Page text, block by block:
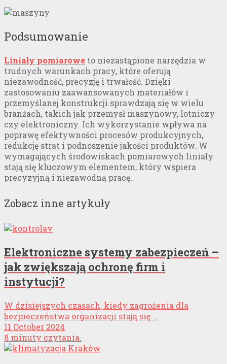
Podsumowanie
Liniały pomiarowe to niezastąpione narzędzia w
trudnych warunkach pracy, które oferują
niezawodność, precyzję i trwałość. Dzięki
zastosowaniu zaawansowanych materiałów i
przemyślanej konstrukcji sprawdzają się w wielu
branżach, takich jak przemysł maszynowy, lotniczy
czy elektroniczny. Ich wykorzystanie wpływa na
poprawę efektywności procesów produkcyjnych,
redukcję strat i podnoszenie jakości produktów. W
wymagających środowiskach pomiarowych liniały
stają się kluczowym elementem, który wspiera
precyzyjną i niezawodną pracę.
Zobacz inne artykuły
Elektroniczne systemy zabezpieczeń –
jak zwiększają ochronę firm i
instytucji?
W dzisiejszych czasach, kiedy zagrożenia dla
bezpieczeństwa organizacji stają się …
11 October 2024
8 minuty czytania.